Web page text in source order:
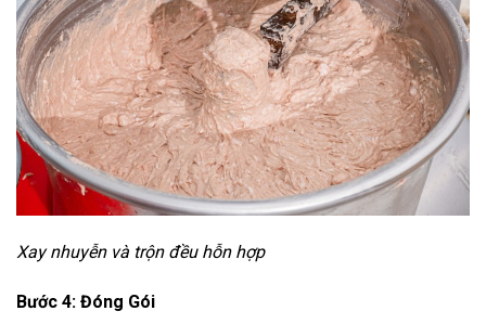
Xay nhuyễn và trộn đều hỗn hợp
Bước 4: Đóng Gói